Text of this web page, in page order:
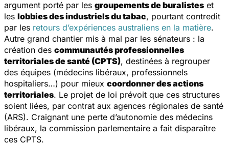
argument porté par les groupements de buralistes et
les lobbies des industriels du tabac, pourtant contredit
par les retours d’expériences australiens en la matière.
Autre grand chantier mis à mal par les sénateurs : la
création des communautés professionnelles
territoriales de santé (CPTS), destinées à regrouper
des équipes (médecins libéraux, professionnels
hospitaliers…) pour mieux coordonner des actions
territoriales. Le projet de loi prévoit que ces structures
soient liées, par contrat aux agences régionales de santé
(ARS). Craignant une perte d’autonomie des médecins
libéraux, la commission parlementaire a fait disparaître
ces CPTS.